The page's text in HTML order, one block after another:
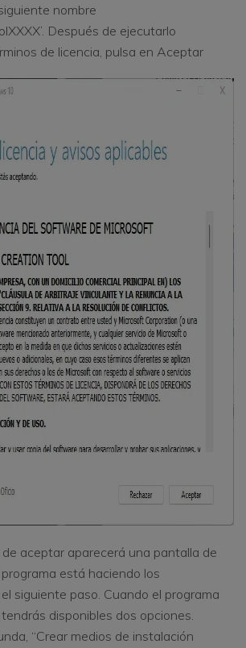
nombre
Después de ejecutarlo
de licencia, pulsa en Aceptar
aceptar aparecerá una pantalla de
está haciendo los
siguiente paso. Cuando el programa
disponibles dos opciones.
“Crear medios de instalación